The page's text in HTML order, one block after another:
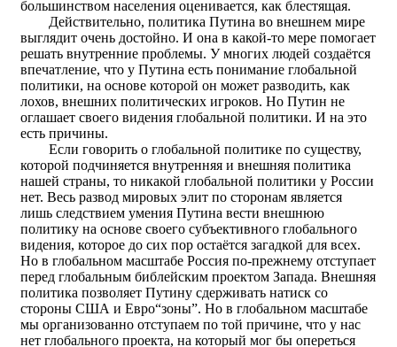
большинством населения оценивается, как блестящая.
Действительно, политика Путина во внешнем мире
выглядит очень достойно. И она в какой-то мере помогает
решать внутренние проблемы. У многих людей создаётся
впечатление, что у Путина есть понимание глобальной
политики, на основе которой он может разводить, как
лохов, внешних политических игроков. Но Путин не
оглашает своего видения глобальной политики. И на это
есть причины.
Если говорить о глобальной политике по существу,
которой подчиняется внутренняя и внешняя политика
нашей страны, то никакой глобальной политики у России
нет. Весь развод мировых элит по сторонам является
лишь следствием умения Путина вести внешнюю
политику на основе своего субъективного глобального
видения, которое до сих пор остаётся загадкой для всех.
Но в глобальном масштабе Россия по-прежнему отступает
перед глобальным библейским проектом Запада. Внешняя
политика позволяет Путину сдерживать натиск со
стороны США и Евро“зоны”. Но в глобальном масштабе
мы организованно отступаем по той причине, что у нас
нет глобального проекта, на который мог бы опереться